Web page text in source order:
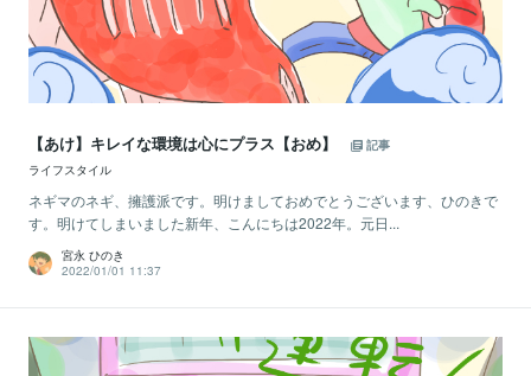
【あけ】キレイな環境は心にプラス【おめ】
記事
ライフスタイル
ネギマのネギ、擁護派です。明けましておめでとうございます、ひのきで
す。明けてしまいました新年、こんにちは2022年。元日...
宮永 ひのき
2022/01/01 11:37